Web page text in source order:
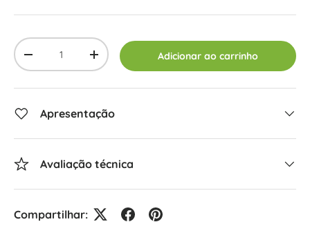
Qty
-
+ Adicionar ao carrinho
Apresentação
Avaliação técnica
Compartilhar: